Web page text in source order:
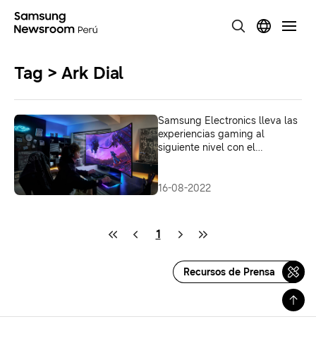
Tag > Ark Dial
Samsung Electronics lleva las
experiencias gaming al
siguiente nivel con el
16-08-2022
1
Recursos de Prensa